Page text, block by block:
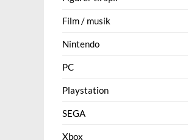
Film / musik
Nintendo
PC
Playstation
SEGA
Xbox